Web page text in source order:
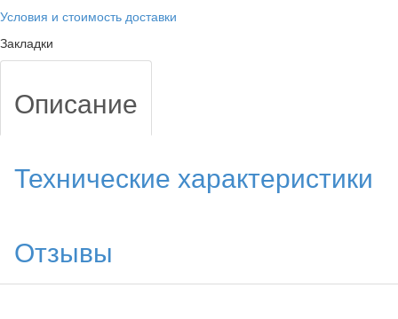
Условия и стоимость доставки
Закладки
Описание
Технические характеристики
Отзывы